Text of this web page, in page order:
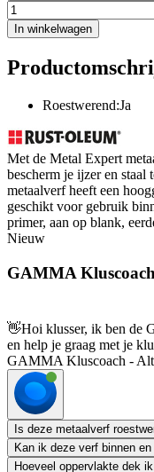
In winkelwagen
Roestwerend:Ja
Met de Metal Expert
bescherm je ijzer en staal
metaalverf heeft een
geschikt voor gebruik
primer, aan op blank,
Nieuw
GAMMA Kluscoach
👋Hoi klusser, ik ben de
en help je graag met je
GAMMA Kluscoach -
Is deze metaalverf
Kan ik deze verf binnen
Hoeveel oppervlakte dek